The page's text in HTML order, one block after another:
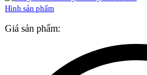
Hình sản phẩm
Giá sản phẩm: